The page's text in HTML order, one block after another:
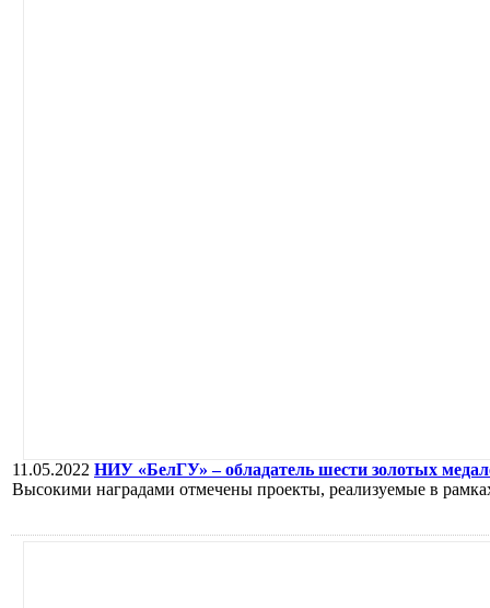
11.05.2022 НИУ «БелГУ» – обладатель шести золотых
Высокими наградами отмечены проекты, реализуемые в